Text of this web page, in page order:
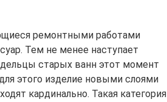
ремонтными работами
Тем не менее наступает
старых ванн этот момент
этого изделие новыми слоями
кардинально. Такая категория